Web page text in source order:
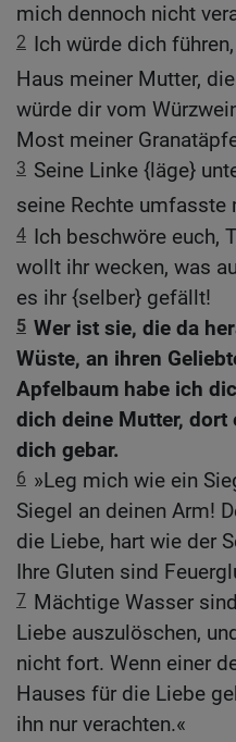
mich dennoch nicht
2 Ich würde dich
Haus meiner Mutter,
würde dir vom
Most meiner
3 Seine Linke {läge}
seine Rechte umfasste
4 Ich beschwöre euch,
wollt ihr wecken, was
es ihr {selber} gefällt!
5 Wer ist sie, die da
Wüste, an ihren
Apfelbaum habe ich
dich deine Mutter,
dich gebar.
6 »Leg mich wie ein
Siegel an deinen Arm!
die Liebe, hart wie der
Ihre Gluten sind
7 Mächtige Wasser
Liebe auszulöschen,
nicht fort. Wenn einer
Hauses für die Liebe
ihn nur verachten.«